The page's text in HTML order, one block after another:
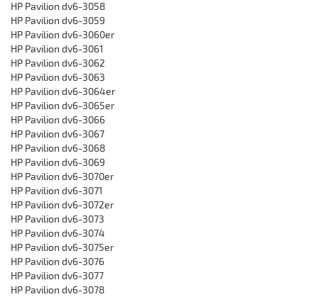
HP Pavilion dv6-3058
HP Pavilion dv6-3059
HP Pavilion dv6-3060er
HP Pavilion dv6-3061
HP Pavilion dv6-3062
HP Pavilion dv6-3063
HP Pavilion dv6-3064er
HP Pavilion dv6-3065er
HP Pavilion dv6-3066
HP Pavilion dv6-3067
HP Pavilion dv6-3068
HP Pavilion dv6-3069
HP Pavilion dv6-3070er
HP Pavilion dv6-3071
HP Pavilion dv6-3072er
HP Pavilion dv6-3073
HP Pavilion dv6-3074
HP Pavilion dv6-3075er
HP Pavilion dv6-3076
HP Pavilion dv6-3077
HP Pavilion dv6-3078